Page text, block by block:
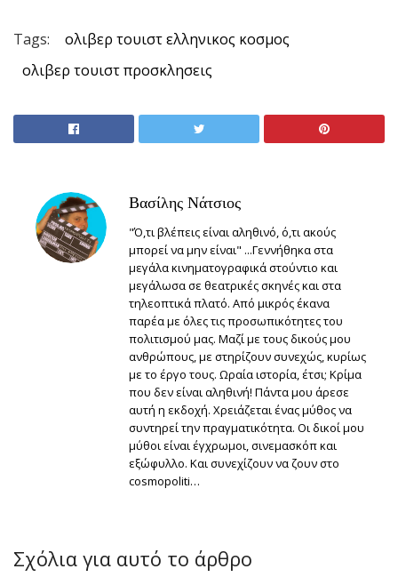
Tags:
ολιβερ τουιστ ελληνικος κοσμος
ολιβερ τουιστ προσκλησεις
Βασίλης Νάτσιος
"Ό,τι βλέπεις είναι αληθινό, ό,τι ακούς
μπορεί να μην είναι" ...Γεννήθηκα στα
μεγάλα κινηματογραφικά στούντιο και
μεγάλωσα σε θεατρικές σκηνές και στα
τηλεοπτικά πλατό. Από μικρός έκανα
παρέα με όλες τις προσωπικότητες του
πολιτισμού μας. Μαζί με τους δικούς μου
ανθρώπους, με στηρίζουν συνεχώς, κυρίως
με το έργο τους. Ωραία ιστορία, έτσι; Κρίμα
που δεν είναι αληθινή! Πάντα μου άρεσε
αυτή η εκδοχή. Χρειάζεται ένας μύθος να
συντηρεί την πραγματικότητα. Οι δικοί μου
μύθοι είναι έγχρωμοι, σινεμασκόπ και
εξώφυλλο. Και συνεχίζουν να ζουν στο
cosmopoliti…
Σχόλια για αυτό το άρθρο